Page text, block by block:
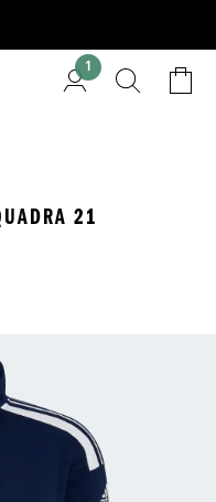
1
21